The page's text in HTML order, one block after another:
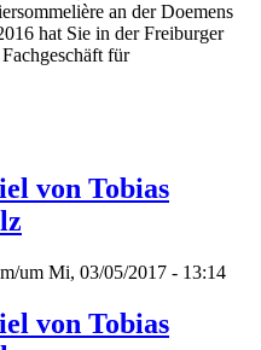
an der Doemens
hat Sie in der Freiburger
für
von Tobias
um Mi, 03/05/2017 - 13:14
von Tobias